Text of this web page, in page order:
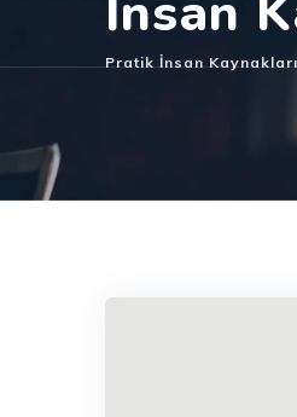
Pratik İnsan Kaynakları